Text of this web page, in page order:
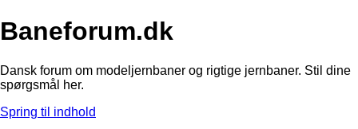
Baneforum.dk
Dansk forum om modeljernbaner og rigtige jernbaner. Stil dine
spørgsmål her.
Spring til indhold